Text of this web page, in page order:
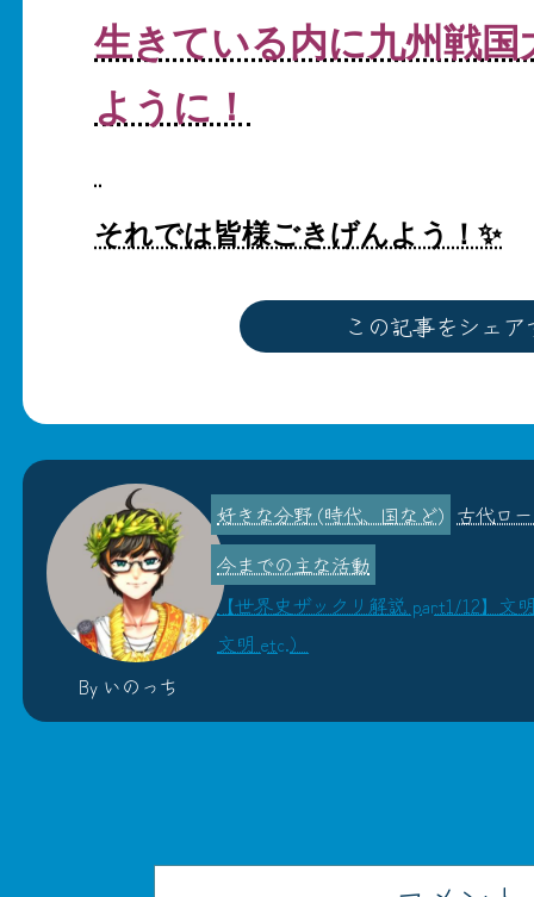
生きている内に九州戦
ように！
それでは皆様ごきげんよう！✨
この記事をシェア
By いのっち
古代ロ
【世界史ザックリ解説 part1/12】文
文明 etc.）